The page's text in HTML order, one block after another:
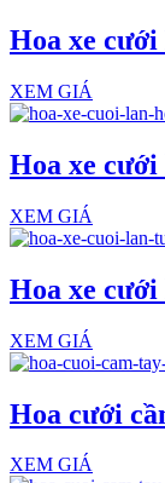
Hoa xe
XEM GIÁ
Hoa xe cưới
XEM GIÁ
Hoa xe
XEM GIÁ
Hoa cưới
XEM GIÁ